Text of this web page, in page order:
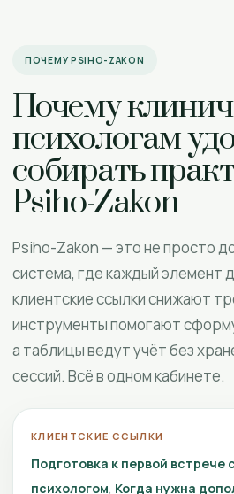
ПОЧЕМУ PSIHO-ZAKON
Почему
психологам
собирать
Psiho-Zakon
Psiho-Zakon — это не просто
система, где каждый элемент
клиентские ссылки снижают
инструменты помогают
а таблицы ведут учёт без
сессий. Всё в одном кабинете.
КЛИЕНТСКИЕ ССЫЛКИ
Подготовка к первой встрече
психологом Когда нужна